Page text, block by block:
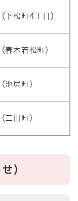
下松町4丁目）
春木若松町）
池尻町）
三田町）
）​​